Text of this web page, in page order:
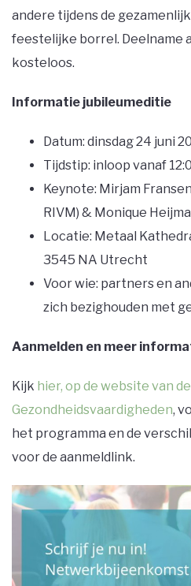
andere tijdens de
feestelijke borrel. Deelname
kosteloos.
Informatie jubileumeditie
Datum: dinsdag 24 juni
Tijdstip: inloop vanaf
Keynote: Mirjam
RIVM) & Monique
Locatie: Metaal
3545 NA Utrecht
Voor wie: partners en
zich bezighouden met
Aanmelden en meer
Kijk hier, op de website van
Gezondheidsvaardigheden,
het programma en de
voor de aanmeldlink.